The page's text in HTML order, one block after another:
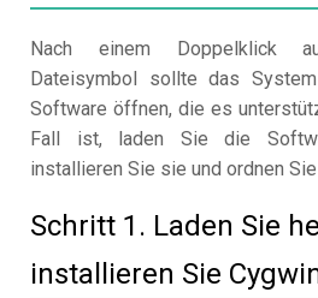
Nach einem Doppelklick
Dateisymbol sollte das
Software öffnen, die es
Fall ist, laden Sie die
installieren Sie sie und ordnen
Schritt 1. Laden Sie
installieren Sie